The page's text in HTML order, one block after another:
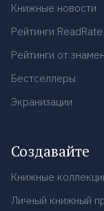
Книжные новости
Рейтинги ReadRate
Рейтинги от
Бестселлеры
Экранизации
Создавайте
Книжные
Личный книжный